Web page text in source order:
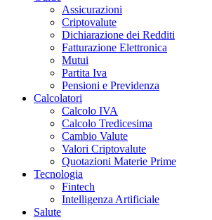
Assicurazioni
Criptovalute
Dichiarazione dei Redditi
Fatturazione Elettronica
Mutui
Partita Iva
Pensioni e Previdenza
Calcolatori
Calcolo IVA
Calcolo Tredicesima
Cambio Valute
Valori Criptovalute
Quotazioni Materie Prime
Tecnologia
Fintech
Intelligenza Artificiale
Salute